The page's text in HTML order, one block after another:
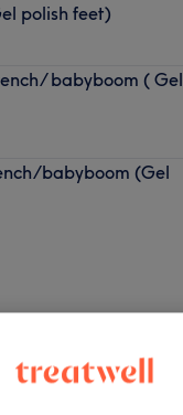
polish feet)
babyboom ( Gel
babyboom (Gel